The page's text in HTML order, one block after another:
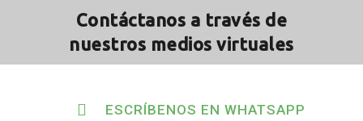
Contáctanos a través de
nuestros medios virtuales
ESCRÍBENOS EN WHATSAPP